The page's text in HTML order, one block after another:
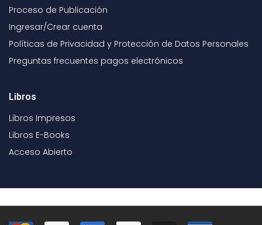
Proceso de Publicación
Ingresar/Crear cuenta
Políticas de Privacidad y Protección de Datos Personales
Preguntas frecuentes pagos electrónicos
Libros
Libros Impresos
Libros E-Books
Acceso Abierto